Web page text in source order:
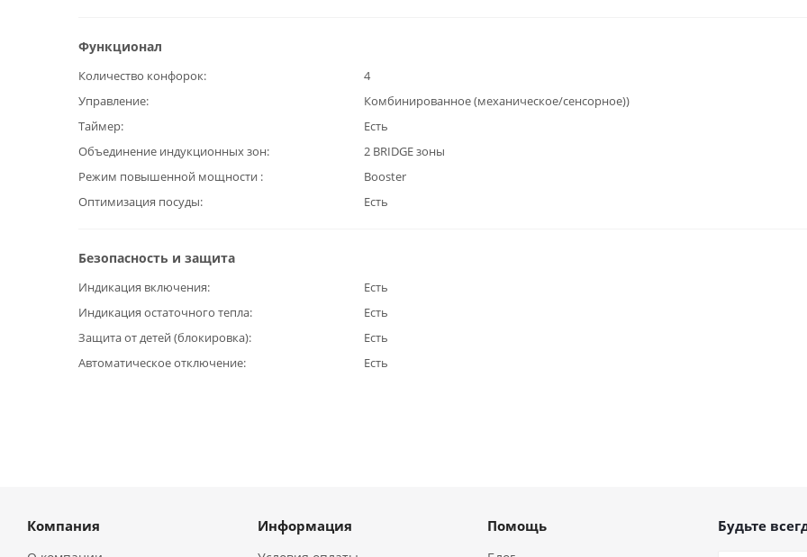
Функционал
Количество конфорок
4
Управление
Комбинированное (механическое/сенсорное))
Таймер
Есть
Объединение индукционных зон
2 BRIDGE зоны
Режим повышенной мощности
Booster
Оптимизация посуды
Есть
Безопасность и защита
Индикация включения
Есть
Индикация остаточного тепла
Есть
Защита от детей (блокировка)
Есть
Автоматическое отключение
Есть
Компания Информация Помощь Будьте